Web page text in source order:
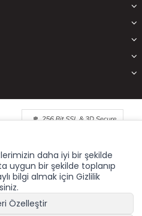
sunabilmek için çerez
devam etmeniz
ettiğinizi varsayacağız. Çerezler
daha iyi bir şekilde
uygun bir şekilde toplanıp
bilgi almak için Gizlilik
Özelleştir